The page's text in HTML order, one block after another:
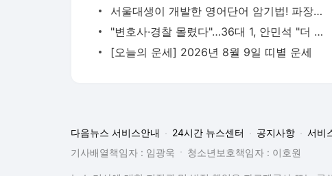
서울대생이 개발한 영어단어 암기법! 파장 엄청나..
"변호사·경찰 몰렸다"…36대 1, 안민석 "더 뽑을까"
[오늘의 운세] 2026년 8월 9일 띠별 운세
다음뉴스 서비스안내 24시간 뉴스센터 공지사항
서비
기사배열책임자 : 임광욱
청소년보호책임자 : 이호원